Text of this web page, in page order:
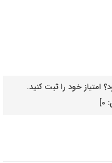
امتیاز خود را ثبت کنید.
0
]